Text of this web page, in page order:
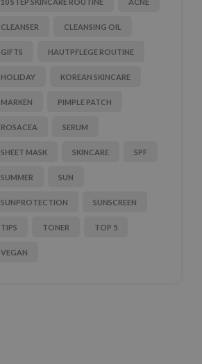
CLEANSER CLEANSING OIL
GIFTS HAUTPFLEGE ROUTINE
HOLIDAY KOREAN SKINCARE
MARKEN PIMPLE PATCH
ROSACEA SERUM
SHEET MASK SKINCARE SPF
SUMMER SUN
SUNPROTECTION SUNSCREEN
TIPS TONER TOP 5
VEGAN